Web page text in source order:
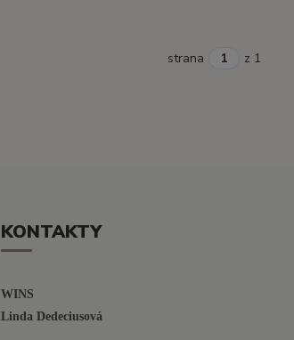
strana z 1
KONTAKTY
WINS
Linda Dedeciusová